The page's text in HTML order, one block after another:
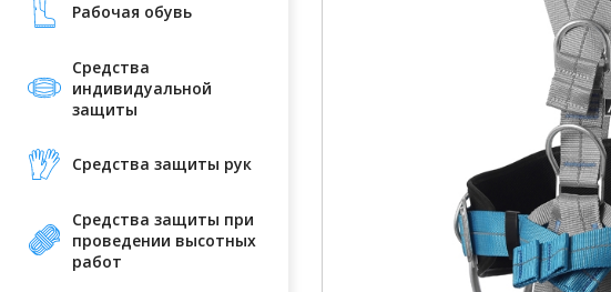
Рабочая обувь
Средства
индивидуальной
защиты
Средства защиты рук
Средства защиты при
проведении высотных
работ